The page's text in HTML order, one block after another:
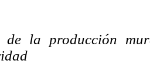
la producción